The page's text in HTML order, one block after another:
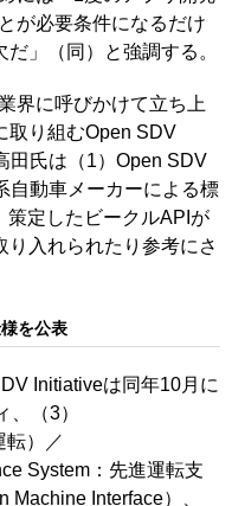
が必要条件になるだけ
」（同）と強調する。
界に呼びかけて立ち上
取り組むOpen SDV
田氏は（1）Open SDV
自動車メーカーによる標
策定したビークルAPIが
入れられたり参考にさ
を公表
Initiativeは同年10月に
、（3）
転）／
System：先進運転支
Interface）、